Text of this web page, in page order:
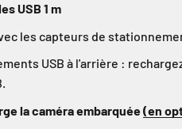
USB 1 m
les capteurs de
USB à l'arrière :
la caméra embarquée(en